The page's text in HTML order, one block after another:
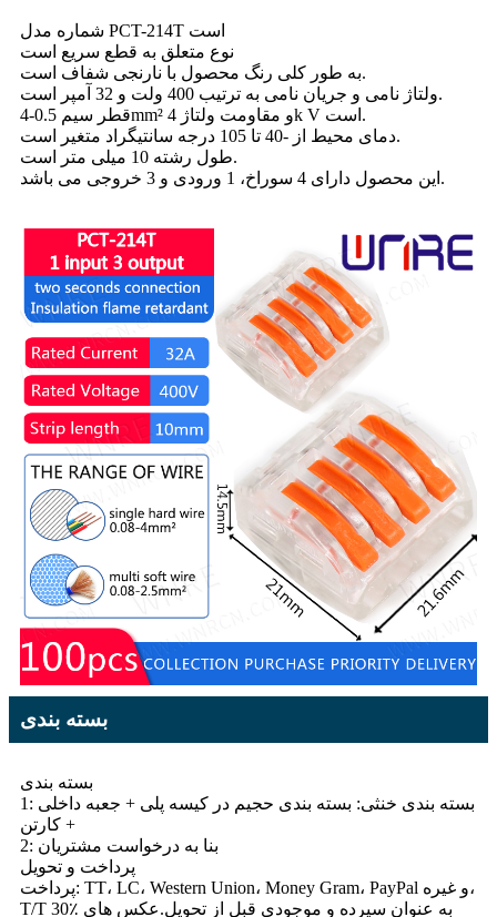
شماره مدل PCT-214T است
نوع متعلق به قطع سریع است
به طور کلی رنگ محصول با نارنجی شفاف است.
ولتاژ نامی و جریان نامی به ترتیب 400 ولت و 32 آمپر است.
قطر سیم 0.5-4mm² و مقاومت ولتاژ 4k V است.
دمای محیط از -40 تا 105 درجه سانتیگراد متغیر است.
طول رشته 10 میلی متر است.
این محصول دارای 4 سوراخ، 1 ورودی و 3 خروجی می باشد.
بسته بندی
بسته بندی
1: بسته بندی خنثی: بسته بندی حجیم در کیسه پلی + جعبه داخلی
+ کارتن
2: بنا به درخواست مشتریان
پرداخت و تحویل
پرداخت: TT، LC، Western Union، Money Gram، PayPal و غیره،
T/T 30٪ به عنوان سپرده و موجودی قبل از تحویل.عکس های